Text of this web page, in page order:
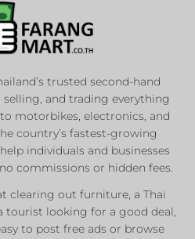
List Your
Properties
Private Sellers
Real Estate Agents
Sale & Rent
List Now
trusted second-hand
and trading everything
motorbikes, electronics, and
country’s fastest-growing
individuals and businesses
commissions or hidden fees.
clearing out furniture, a Thai
tourist looking for a good deal,
to post free ads or browse